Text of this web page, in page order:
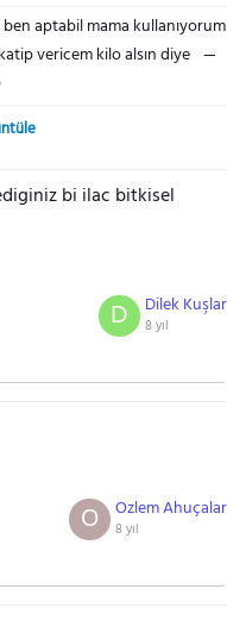
aptabil mama kullanıyorum
vericem kilo alsın diye
bi ilac bitkisel
Dilek Kuşlar
8 yıl
D
Ozlem Ahuçalar
8 yıl
O